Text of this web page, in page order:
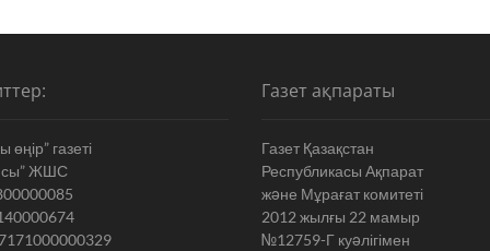
өңір” газеті
ЖШС
Газет ақпараты
Газет Қазақстан
Республикасы Ақпарат
жəне Мұрағат комитеті
2012 жылғы 22 мамыр
№12759-Г куəлігімен